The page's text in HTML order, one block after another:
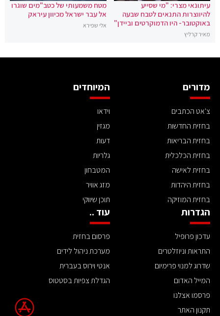
עיתונאי מצרי: "מי שסייע
להיווצרות התנאים לטבח שבעה
באוקטובר- היו הדמוקרטים וביידן"
מאיר קרליץ
מטח משמעותי של כטב"מים שוגרו
אל עבר ישראל מכיוון עיראק
אלי שפירא
מדורים
צ'אט הכתבים
בחזית החדשות
בחזית הבריאות
בחזית הכלכלית
בחזית לאישה
בחזית היהדות
בחזית המוזיקה
המיוחדים
וידאו
מגזין
דעות
גלריות
המטבחון
מזג אוויר
תוכן שיווקי
הגדרות
עדכון פרופיל
התראות וניוזלטרים
שדרוג למנוי פרימיום
המייל האדום
פרסמו אצלנו
תקנון האתר
עוד ..
פרסום בחזית
מערכת ניהול לידים
אנטי וירוס בעברית
הגדלת צפיות בסטטוס